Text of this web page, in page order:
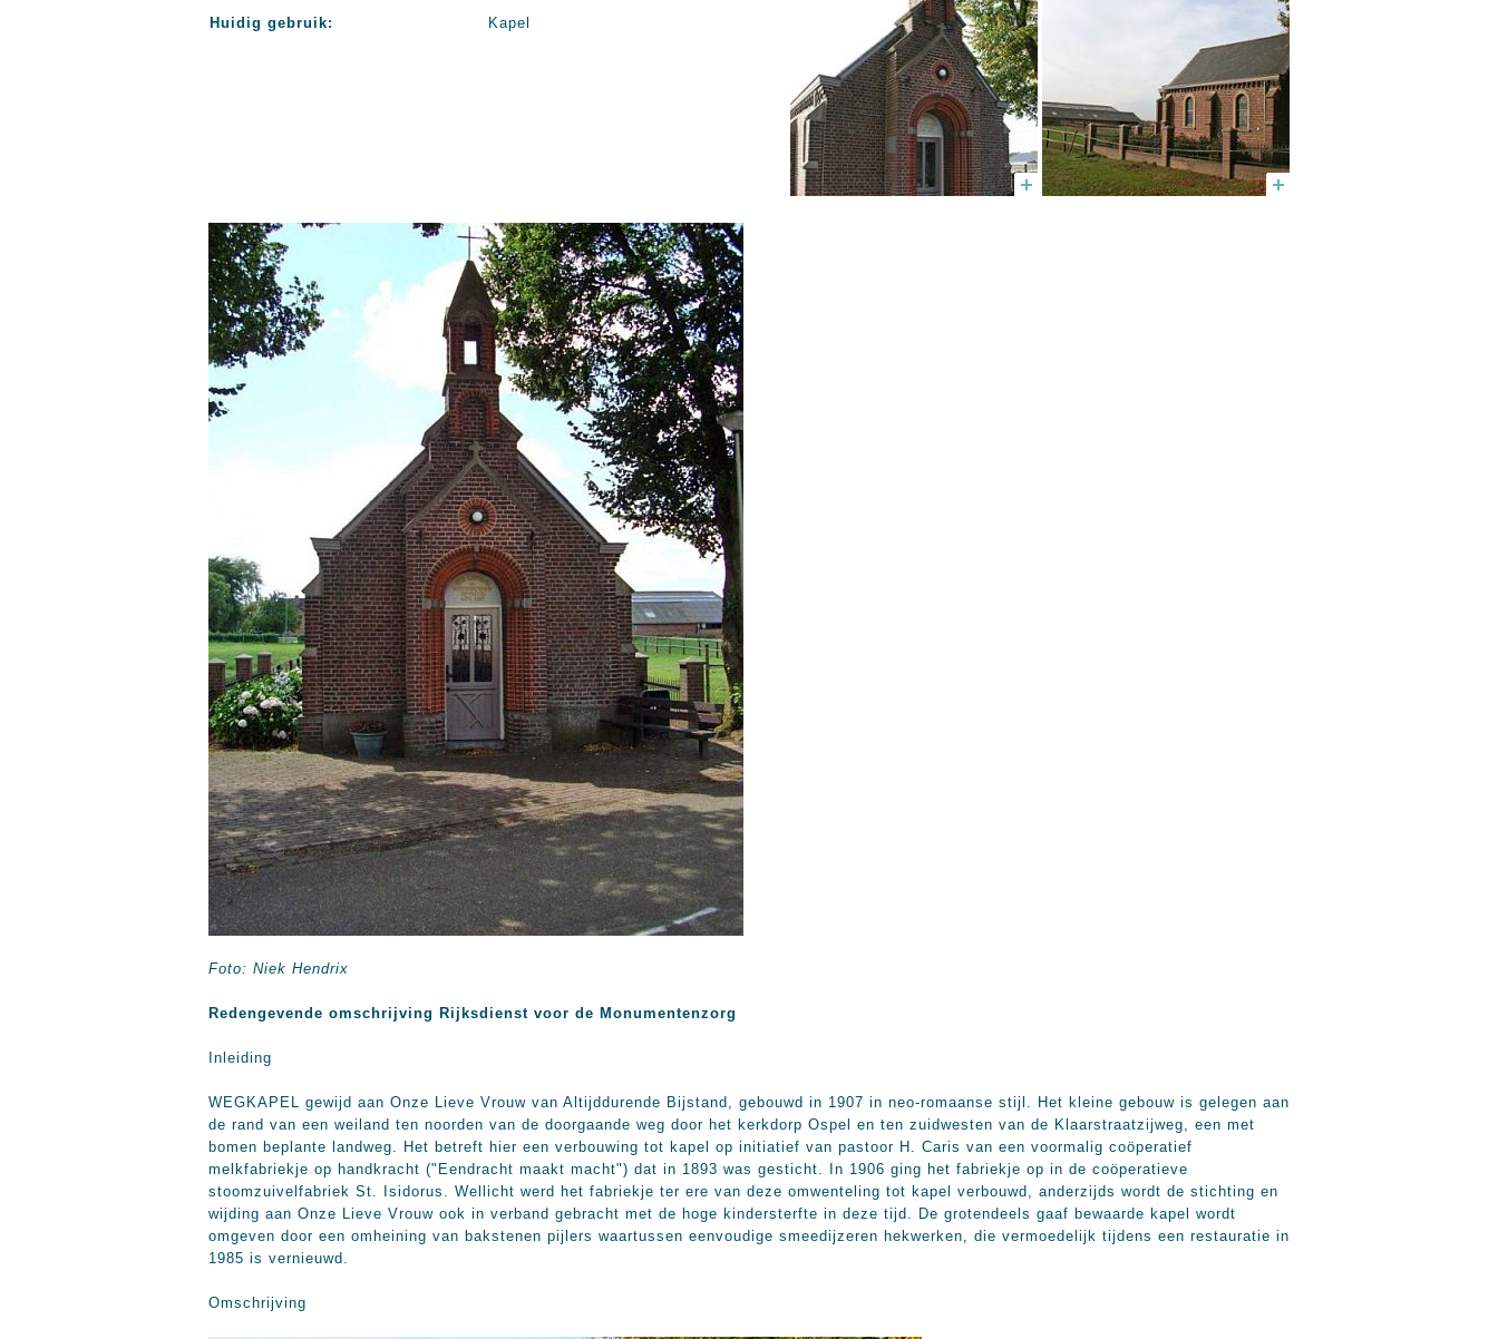
Huidig gebruik: Kapel
Foto: Niek Hendrix
Redengevende omschrijving Rijksdienst voor de Monumentenzorg
Inleiding
WEGKAPEL gewijd aan Onze Lieve Vrouw van Altijddurende Bijstand, gebouwd in 1907 in neo-romaanse stijl. Het kleine gebouw is gelegen aan
de rand van een weiland ten noorden van de doorgaande weg door het kerkdorp Ospel en ten zuidwesten van de Klaarstraatzijweg, een met
bomen beplante landweg. Het betreft hier een verbouwing tot kapel op initiatief van pastoor H. Caris van een voormalig coöperatief
melkfabriekje op handkracht ("Eendracht maakt macht") dat in 1893 was gesticht. In 1906 ging het fabriekje op in de coöperatieve
stoomzuivelfabriek St. Isidorus. Wellicht werd het fabriekje ter ere van deze omwenteling tot kapel verbouwd, anderzijds wordt de stichting en
wijding aan Onze Lieve Vrouw ook in verband gebracht met de hoge kindersterfte in deze tijd. De grotendeels gaaf bewaarde kapel wordt
omgeven door een omheining van bakstenen pijlers waartussen eenvoudige smeedijzeren hekwerken, die vermoedelijk tijdens een restauratie in
1985 is vernieuwd.
Omschrijving